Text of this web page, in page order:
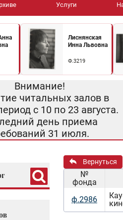
Услуги
Лиснянская
Инна Львовна
Ф.3219
Внимание!
читальных залов в
с 10 по 23 августа.
день приема
31 июля.
Вернуться
№
фонда
ф.2986